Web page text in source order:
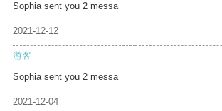
Sophia sent you 2 messa
2021-12-12
游客
Sophia sent you 2 messa
2021-12-04